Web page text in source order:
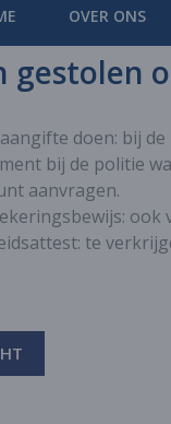
OVER ONS
gestolen
doen: bij de
bij de politie
aanvragen.
te